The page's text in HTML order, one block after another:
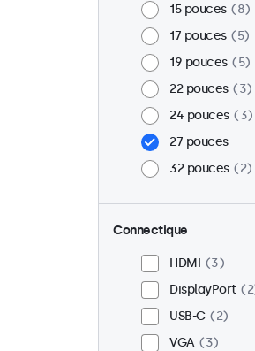
15 pouces
8
17 pouces
5
19 pouces
5
22 pouces
3
24 pouces
3
27 pouces
32 pouces
2
Connectique
HDMI
3
DisplayPort
2
USB-C
2
VGA
3